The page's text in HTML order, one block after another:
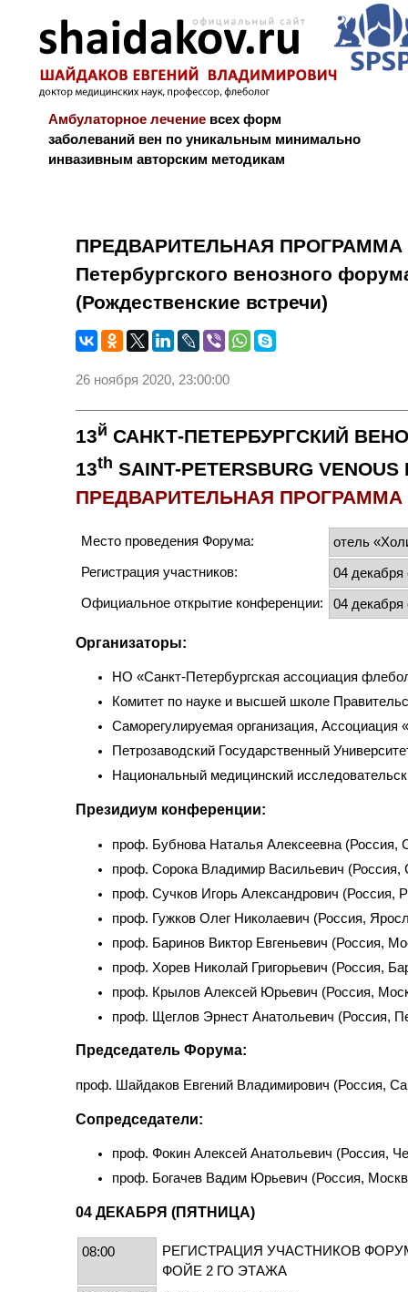
Амбулаторное лечение всех форм
заболеваний вен по уникальным минимально
инвазивным авторским методикам
ПРЕДВАРИТЕЛЬНАЯ ПРОГРАММА
Петербургского венозного
(Рождественские встречи)
26 ноября 2020, 23:00:00
13й САНКТ-ПЕТЕРБУРГСКИЙ
13th SAINT-PETERSBURG
ПРЕДВАРИТЕЛЬНАЯ ПРОГРАММА
Место проведения Форума: отель
Регистрация участников: 04 декабря
Официальное открытие конференции: 04 декабря
Организаторы:
НО «Санкт-Петербургская ассоциация
Комитет по науке и высшей школе
Саморегулируемая организация, Ассоциация
Петрозаводский Государственный
Национальный медицинский
Президиум конференции:
проф. Бубнова Наталья Алексеевна (Россия,
проф. Сорока Владимир Васильевич (Россия,
проф. Сучков Игорь Александрович (Россия,
проф. Гужков Олег Николаевич (Россия,
проф. Баринов Виктор Евгеньевич (Россия,
проф. Хорев Николай Григорьевич (Россия,
проф. Крылов Алексей Юрьевич (Россия,
проф. Щеглов Эрнест Анатольевич (Россия,
Председатель Форума:
проф. Шайдаков Евгений Владимирович (Россия,
Сопредседатели:
проф. Фокин Алексей Анатольевич (Россия,
проф. Богачев Вадим Юрьевич (Россия,
04 ДЕКАБРЯ (ПЯТНИЦА)
08:00
РЕГИСТРАЦИЯ УЧАСТНИКОВ
ФОЙЕ 2 ГО ЭТАЖА